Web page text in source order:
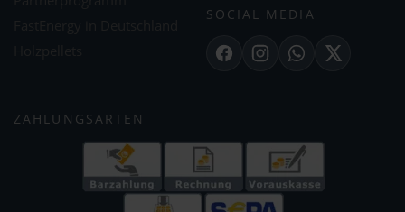
SOCIAL MEDIA
FacebookInstagramWhatsApp
X
ZAHLUNGSARTEN